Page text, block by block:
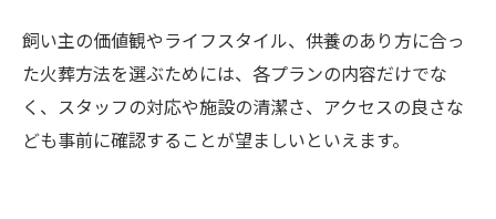
飼い主の価値観やライフスタイル、供養のあり方に合っ
た火葬方法を選ぶためには、各プランの内容だけでな
く、スタッフの対応や施設の清潔さ、アクセスの良さな
ども事前に確認することが望ましいといえます。